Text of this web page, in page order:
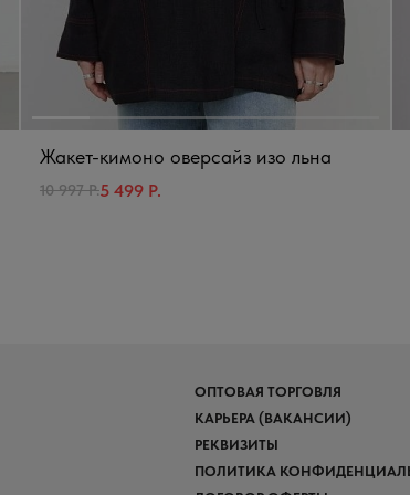
Жакет-кимоно оверсайз изо льна
10 997 Р.5 499 Р.
ОПТОВАЯ ТОРГОВЛЯ
КАРЬЕРА (ВАКАНСИИ)
РЕКВИЗИТЫ
ПОЛИТИКА